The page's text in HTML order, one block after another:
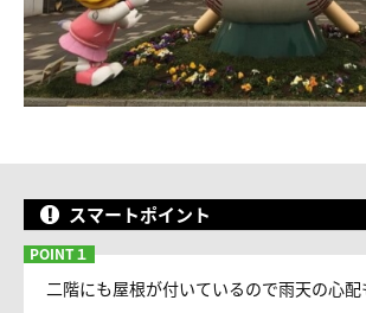
スマートポイント
二階にも屋根が付いているので雨天の心配